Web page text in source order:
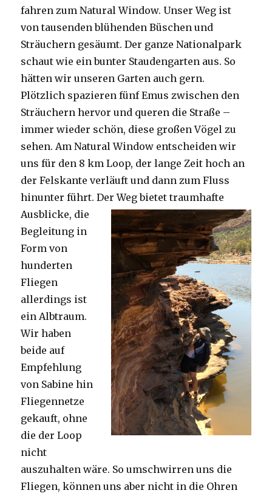
fahren zum Natural Window. Unser Weg ist
von tausenden blühenden Büschen und
Sträuchern gesäumt. Der ganze Nationalpark
schaut wie ein bunter Staudengarten aus. So
hätten wir unseren Garten auch gern.
Plötzlich spazieren fünf Emus zwischen den
Sträuchern hervor und queren die Straße –
immer wieder schön, diese großen Vögel zu
sehen. Am Natural Window entscheiden wir
uns für den 8 km Loop, der lange Zeit hoch an
der Felskante verläuft und dann zum Fluss
hinunter führt. Der Weg bietet traumhafte
Ausblicke, die
Begleitung in
Form von
hunderten
Fliegen
allerdings ist
ein Albtraum.
Wir haben
beide auf
Empfehlung
von Sabine hin
Fliegennetze
gekauft, ohne
die der Loop
nicht
auszuhalten wäre. So umschwirren uns die
Fliegen, können uns aber nicht in die Ohren